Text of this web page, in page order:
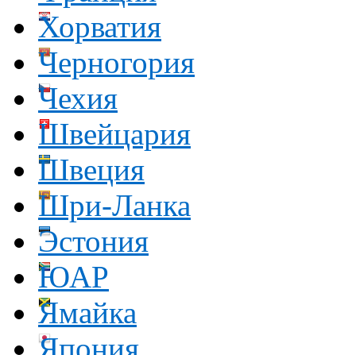
Хорватия
Черногория
Чехия
Швейцария
Швеция
Шри-Ланка
Эстония
ЮАР
Ямайка